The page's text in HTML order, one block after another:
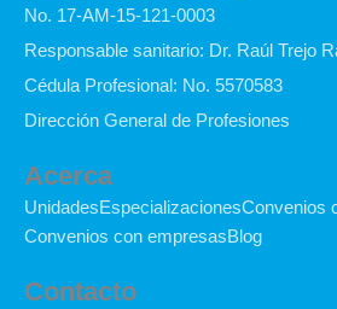
o
o
-
f
d
i
b
e
r
m
No. 17-AM-15-121-0003
Responsable sanitario: Dr. Raúl Trejo
Cédula Profesional: No. 5570583
Dirección General de Profesiones
Acerca
UnidadesEspecializacionesConvenios
Convenios con empresasBlog
Contacto